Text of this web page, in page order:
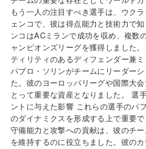
もう一人の注目すべき選手は、ウク
ェンコで、彼は得点能力と技術力で
ンコはACミランで成功を収め、複数
ャンピオンズリーグを獲得しました
ティリティのあるディフェンダー兼
パブロ・ソリンがチームにリーダー
た。彼のヨーロッパリーグや国際大
とって重要な資産となりました。 選
ントに与えた影響 これらの選手のパ
のダイナミクスを形成する上で重要
守備能力と攻撃への貢献は、彼のチ
を維持するのに役立ちました。彼の